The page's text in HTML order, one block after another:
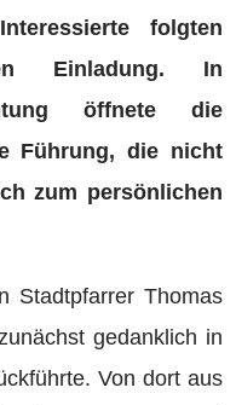
folgten
Einladung. In
öffnete die
Führung, die nicht
zum persönlichen
Stadtpfarrer Thomas
gedanklich in
Von dort aus